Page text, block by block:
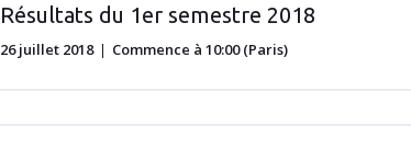
Résultats du 1er semestre 2018
26 juillet 2018 Commence à 10:00 (Paris)